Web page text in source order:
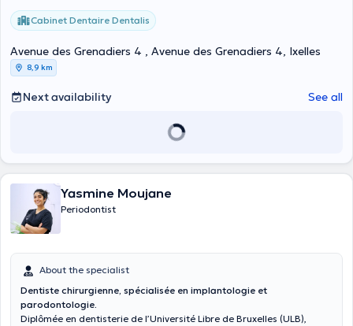
Cabinet Dentaire Dentalis
Avenue des Grenadiers 4 , Avenue des Grenadiers 4, Ixelles
8,9 km
Next availability See all
Yasmine Moujane
Periodontist
About the specialist
Dentiste chirurgienne, spécialisée en implantologie et
parodontologie.
Diplômée en dentisterie de l’Université Libre de Bruxelles (ULB),